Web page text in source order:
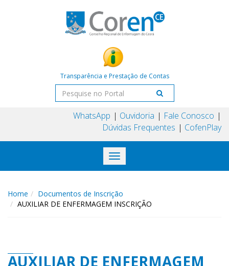
Transparência e Prestação de Contas
WhatsApp Ouvidoria
Fale Conosco
Dúvidas Frequentes
CofenPlay
Toggle
navigation
Home
Documentos de Inscrição
AUXILIAR DE ENFERMAGEM INSCRIÇÃO
AUXILIAR DE ENFERMAGEM